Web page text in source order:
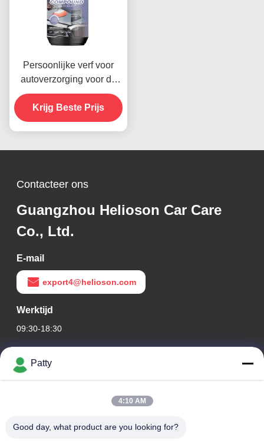
Persoonlijke verf voor
autoverzorging voor de
voorruit Automobiele
wrijving Compound 1000
ruwe lakken
Krijg Beste Prijs
Contacteer ons
Guangzhou Helioson Car Care
Co., Ltd.
E-mail
export4@helioson.com
Werktijd
09:30-18:30
Ons adres
Kamer 1801-1803, gebouw A3, Groenland Central Plaza,
Huangpu District, Guangzhou, China
Fabrieksadres
Patty
4:10 AM
Good day, what product are you looking for?